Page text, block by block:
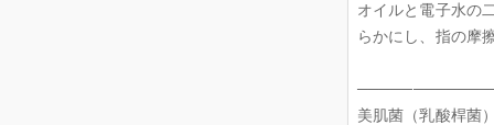
オイルと電子水の
らかにし、指の摩
美肌菌（乳酸桿菌